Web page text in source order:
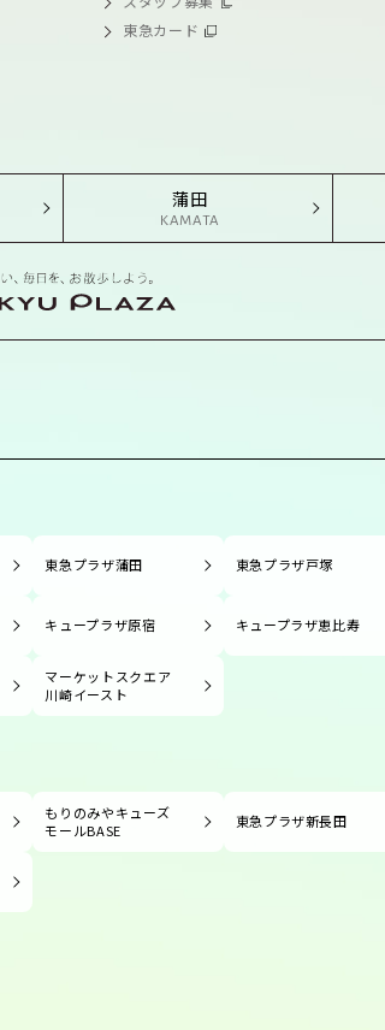
東急カード
蒲田
KAMATA
東急プラザ蒲田 東急プラザ戸塚
キュープラザ原宿 キュープラザ恵比寿
マーケットスクエア
川崎イースト
もりのみやキューズ
モールBASE
東急プラザ新長田